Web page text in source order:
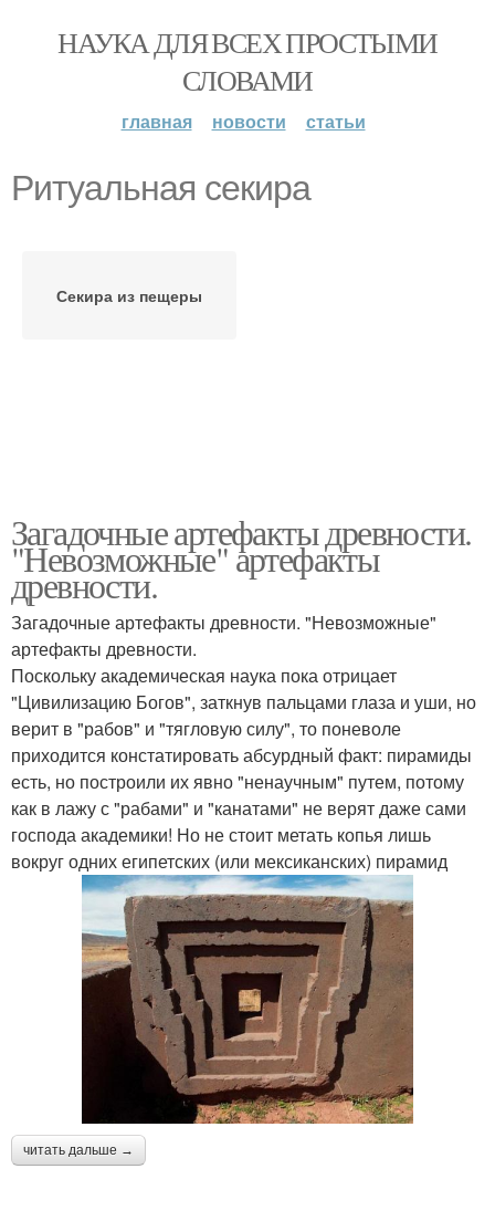
НАУКА ДЛЯ ВСЕХ ПРОСТЫМИ
СЛОВАМИ
главная новости статьи
Ритуальная секира
Секира из пещеры
Загадочные артефакты древности.
"Невозможные" артефакты
древности.
Загадочные артефакты древности. "Невозможные"
артефакты древности.
Поскольку академическая наука пока отрицает
"Цивилизацию Богов", заткнув пальцами глаза и уши, но
верит в "рабов" и "тягловую силу", то поневоле
приходится констатировать абсурдный факт: пирамиды
есть, но построили их явно "ненаучным" путем, потому
как в лажу с "рабами" и "канатами" не верят даже сами
господа академики! Но не стоит метать копья лишь
вокруг одних египетских (или мексиканских) пирамид
читать дальше →